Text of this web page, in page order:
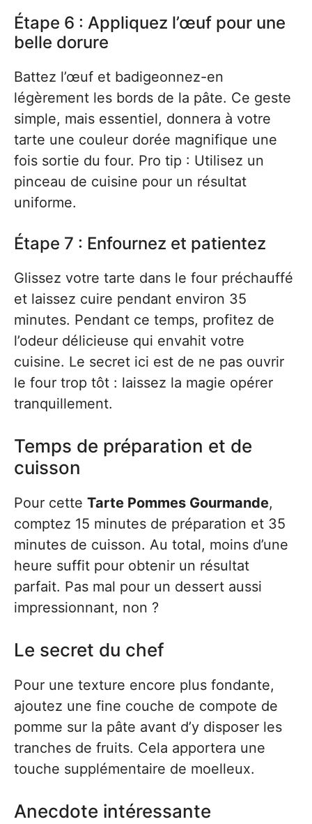
Étape 6 : Appliquez l’œuf pour une
belle dorure
Battez l’œuf et badigeonnez-en
légèrement les bords de la pâte. Ce geste
simple, mais essentiel, donnera à votre
tarte une couleur dorée magnifique une
fois sortie du four. Pro tip : Utilisez un
pinceau de cuisine pour un résultat
uniforme.
Étape 7 : Enfournez et patientez
Glissez votre tarte dans le four préchauffé
et laissez cuire pendant environ 35
minutes. Pendant ce temps, profitez de
l’odeur délicieuse qui envahit votre
cuisine. Le secret ici est de ne pas ouvrir
le four trop tôt : laissez la magie opérer
tranquillement.
Temps de préparation et de
cuisson
Pour cette Tarte Pommes Gourmande,
comptez 15 minutes de préparation et 35
minutes de cuisson. Au total, moins d’une
heure suffit pour obtenir un résultat
parfait. Pas mal pour un dessert aussi
impressionnant, non ?
Le secret du chef
Pour une texture encore plus fondante,
ajoutez une fine couche de compote de
pomme sur la pâte avant d’y disposer les
tranches de fruits. Cela apportera une
touche supplémentaire de moelleux.
Anecdote intéressante